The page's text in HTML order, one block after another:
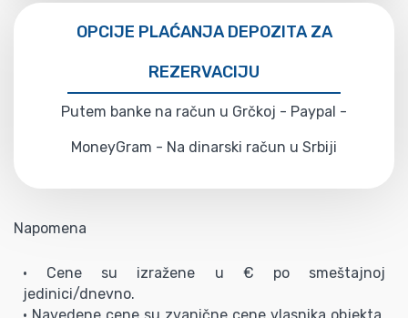
OPCIJE PLAĆANJA DEPOZITA ZA
REZERVACIJU
Putem banke na račun u Grčkoj - Paypal -
MoneyGram - Na dinarski račun u Srbiji
Napomena
• Cene su izražene u € po smeštajnoj
jedinici/dnevno.